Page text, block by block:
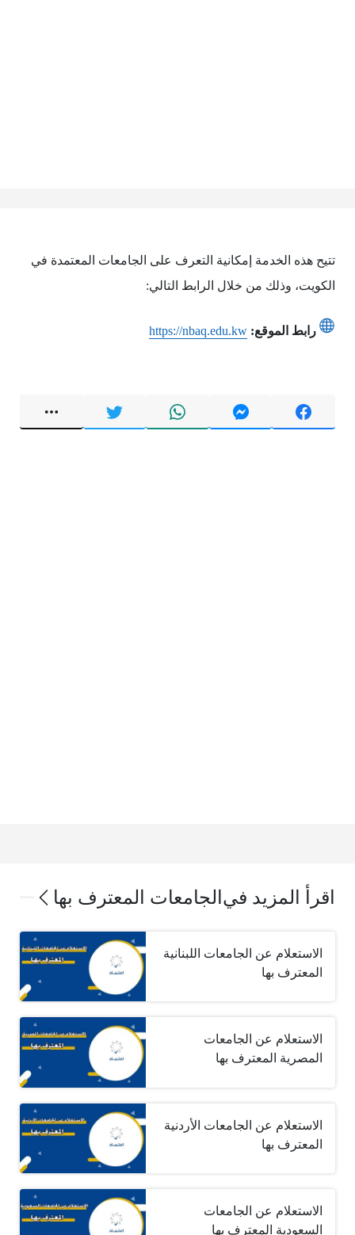
تتيح هذه الخدمة إمكانية التعرف على الجامعات المعتمدة في
الكويت، وذلك من خلال الرابط التالي:
رابط الموقع: https://nbaq.edu.kw
اقرأ المزيد في الجامعات المعترف بها
الاستعلام عن الجامعات اللبنانية
المعترف بها
الاستعلام عن الجامعات
المصرية المعترف بها
الاستعلام عن الجامعات الأردنية
المعترف بها
الاستعلام عن الجامعات
السعودية المعترف بها